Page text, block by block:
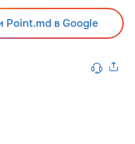
Point.md в Google